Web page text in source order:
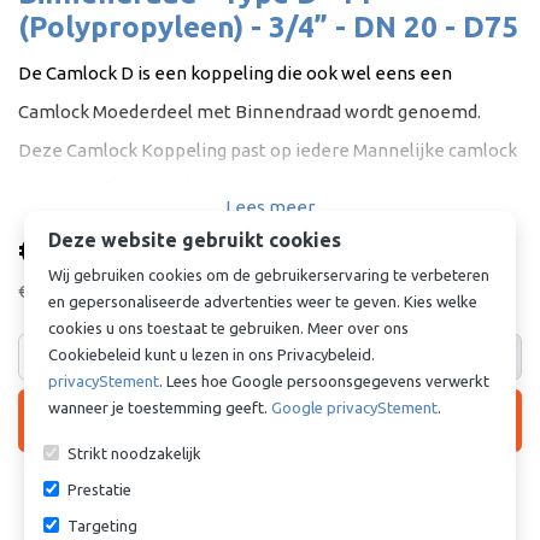
(Polypropyleen) - 3/4” - DN 20 - D75
De Camlock D is een koppeling die ook wel eens een
Camlock Moederdeel met Binnendraad wordt genoemd.
Deze Camlock Koppeling past op iedere Mannelijke camlock
Mil-spec norm MIl A-A-59326A en volgens de EN 14420-7
normering. Door deze international standaards kunt u met
een gerust hart iedere koppeling kopen die aan deze
normeringen voldoen. Zolang de koppelmaat het zelfde is,
heeft u een lekvrije verbinding, ongeacht het materiaal. De
Camlock D kan worden gebruikt bij een overdruk, maar is ook
geschikt voor een situatie waar onderdruk belangerijk is.
Doordat deze koppeling zeer betrouwbaar en eenvoudig is,
wordt de Kamlok Koppeling veelzijdig toegepast in heel veel
Lees meer
€ 6,82 per stuk incl. BTW
€ 5,64 excl. BTW
shopping_cart In winkelmandje
 Meer dan 40 stuks?
Deze website gebruikt cookies
Wij gebruiken cookies om de gebruikerservaring te verbeteren
en gepersonaliseerde advertenties weer te geven. Kies welke
cookies u ons toestaat te gebruiken. Meer over ons
Cookiebeleid kunt u lezen in ons Privacybeleid.
privacyStement . Lees hoe Google persoonsgegevens verwerkt
wanneer je toestemming geeft. Google privacyStement
Strikt noodzakelijk
Prestatie
Targeting